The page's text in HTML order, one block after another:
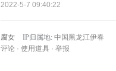
2022-5-7 09:40:22
腐女 IP归属地: 中国黑龙江伊春
评论 · 使用道具 · 举报